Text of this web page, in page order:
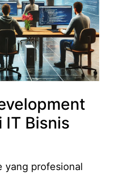
IT Bisnis
yang profesional